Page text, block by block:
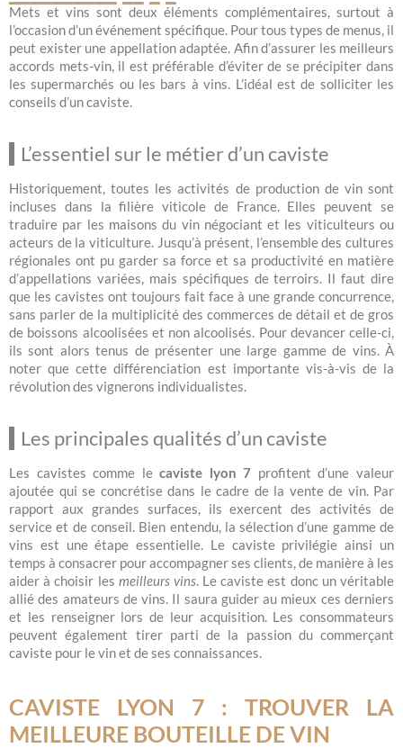
Mets et vins sont deux éléments complémentaires, surtout à
l’occasion d’un événement spécifique. Pour tous types de menus, il
peut exister une appellation adaptée. Afin d’assurer les meilleurs
accords mets-vin, il est préférable d’éviter de se précipiter dans
les supermarchés ou les bars à vins. L’idéal est de solliciter les
conseils d’un caviste.
L’essentiel sur le métier d’un caviste
Historiquement, toutes les activités de production de vin sont
incluses dans la filière viticole de France. Elles peuvent se
traduire par les maisons du vin négociant et les viticulteurs ou
acteurs de la viticulture. Jusqu’à présent, l’ensemble des cultures
régionales ont pu garder sa force et sa productivité en matière
d’appellations variées, mais spécifiques de terroirs. Il faut dire
que les cavistes ont toujours fait face à une grande concurrence,
sans parler de la multiplicité des commerces de détail et de gros
de boissons alcoolisées et non alcoolisés. Pour devancer celle-ci,
ils sont alors tenus de présenter une large gamme de vins. À
noter que cette différenciation est importante vis-à-vis de la
révolution des vignerons individualistes.
Les principales qualités d’un caviste
Les cavistes comme lecaviste lyon 7 profitent d’une valeur
ajoutée qui se concrétise dans le cadre de la vente de vin. Par
rapport aux grandes surfaces, ils exercent des activités de
service et de conseil. Bien entendu, la sélection d’une gamme de
vins est une étape essentielle. Le caviste privilégie ainsi un
temps à consacrer pour accompagner ses clients, de manière à les
aider à choisir les meilleurs vins. Le caviste est donc un véritable
allié des amateurs de vins. Il saura guider au mieux ces derniers
et les renseigner lors de leur acquisition. Les consommateurs
peuvent également tirer parti de la passion du commerçant
caviste pour le vin et de ses connaissances.
CAVISTE LYON 7 : TROUVER LA
MEILLEURE BOUTEILLE DE VIN